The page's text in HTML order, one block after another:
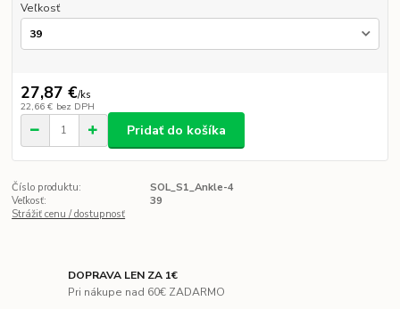
Veľkosť
27,87 €/ks
22,66 € bez DPH
Pridať do košíka
Číslo produktu:
SOL_S1_Ankle-4
Veľkosť:
39
Strážiť cenu / dostupnosť
DOPRAVA LEN ZA 1€
Pri nákupe nad 60€ ZADARMO